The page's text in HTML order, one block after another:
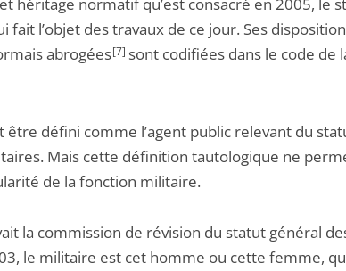
héritage normatif qu’est consacré en 2005, le
fait l’objet des travaux de ce jour. Ses
abrogées[7] sont codifiées dans le code de
être défini comme l’agent public relevant du
Mais cette définition tautologique ne
de la fonction militaire.
la commission de révision du statut général
le militaire est cet homme ou cette femme,